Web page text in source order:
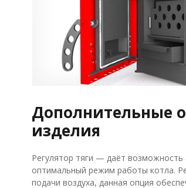
Дополнительные
изделия
Регулятор тяги — даёт
оптимальный режим работы котла.
подачи воздуха, данная опция